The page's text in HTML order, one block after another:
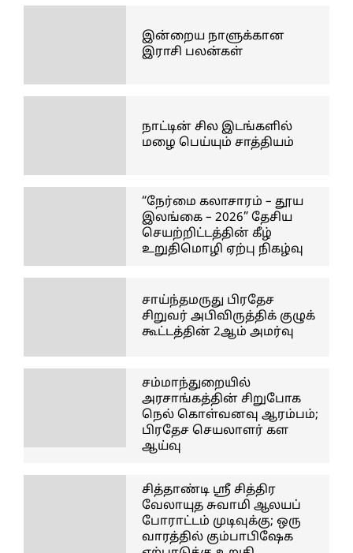
இன்றைய நாளுக்கான
இராசி பலன்கள்
நாட்டின் சில இடங்களில்
மழை பெய்யும் சாத்தியம்
“நேர்மை கலாசாரம் – தூய
இலங்கை – 2026” தேசிய
செயற்றிட்டத்தின் கீழ்
உறுதிமொழி ஏற்பு நிகழ்வு
சாய்ந்தமருது பிரதேச
சிறுவர் அபிவிருத்திக் குழுக்
கூட்டத்தின் 2ஆம் அமர்வு
சம்மாந்துறையில்
அரசாங்கத்தின் சிறுபோக
நெல் கொள்வனவு ஆரம்பம்;
பிரதேச செயலாளர் கள
ஆய்வு
சித்தாண்டி ஸ்ரீ சித்திர
வேலாயுத சுவாமி ஆலயப்
போராட்டம் முடிவுக்கு; ஒரு
வாரத்தில் கும்பாபிஷேக